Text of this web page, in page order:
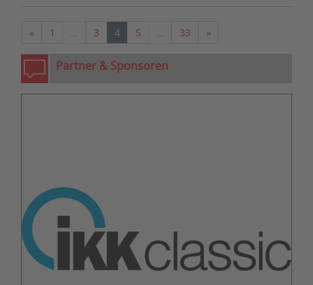
«Vorherige
1 … 3 4 5 … 33 »Nächste
Partner & Sponsoren
zurück